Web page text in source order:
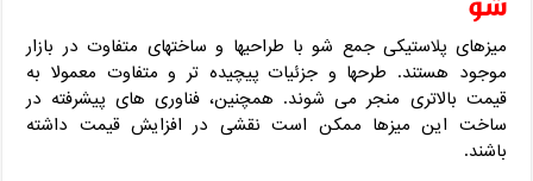
میزهای پلاستیکی جمع شو با طراحیها و ساختهای متفاوت در بازار
موجود هستند. طرحها و جزئیات پیچیده‌ تر و متفاوت معمولا به
قیمت بالاتری منجر می‌ شوند. همچنین، فناوری های پیشرفته در
ساخت این میزها ممکن است نقشی در افزایش قیمت داشته
باشند.